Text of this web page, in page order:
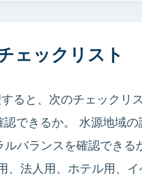
ェックリスト
ると、次のチェックリ
できるか。 水源地域
バランスを確認でき
法人用、ホテル用、